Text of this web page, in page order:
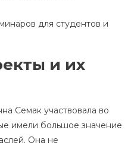
для студентов и
и их
Семак участвовала во
имели большое значение
Она не